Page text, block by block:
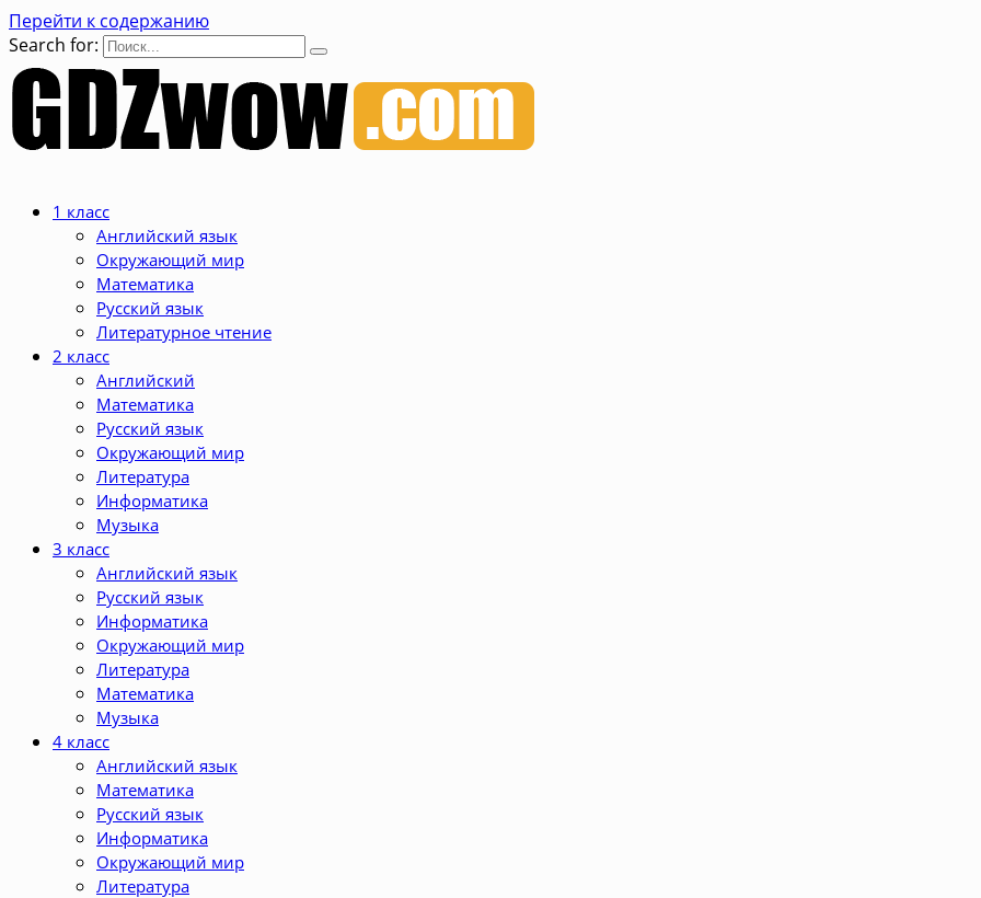
Перейти к содержанию
Search for:
1 класс
Английский язык
Окружающий мир
Математика
Русский язык
Литературное чтение
2 класс
Английский
Математика
Русский язык
Окружающий мир
Литература
Информатика
Музыка
3 класс
Английский язык
Русский язык
Информатика
Окружающий мир
Литература
Математика
Музыка
4 класс
Английский язык
Математика
Русский язык
Информатика
Окружающий мир
Литература